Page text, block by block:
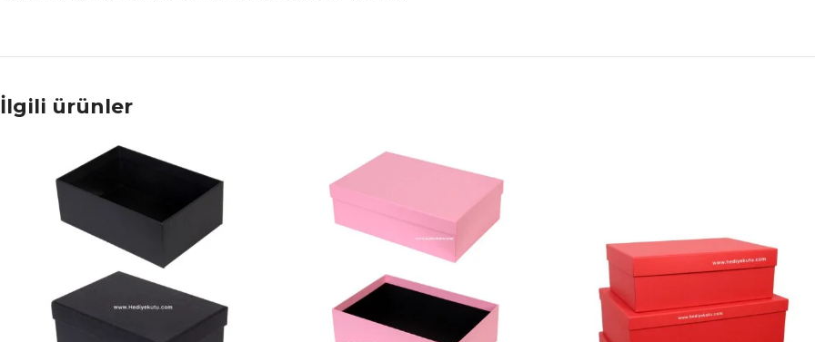
İlgili ürünler